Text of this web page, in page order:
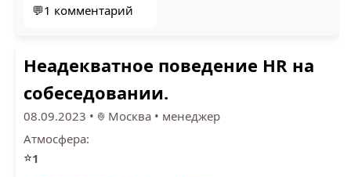
💬1 комментарий
Неадекватное поведение HR на
собеседовании.
08.09.2023 • Москва • менеджер
Атмосфера:
⭐1